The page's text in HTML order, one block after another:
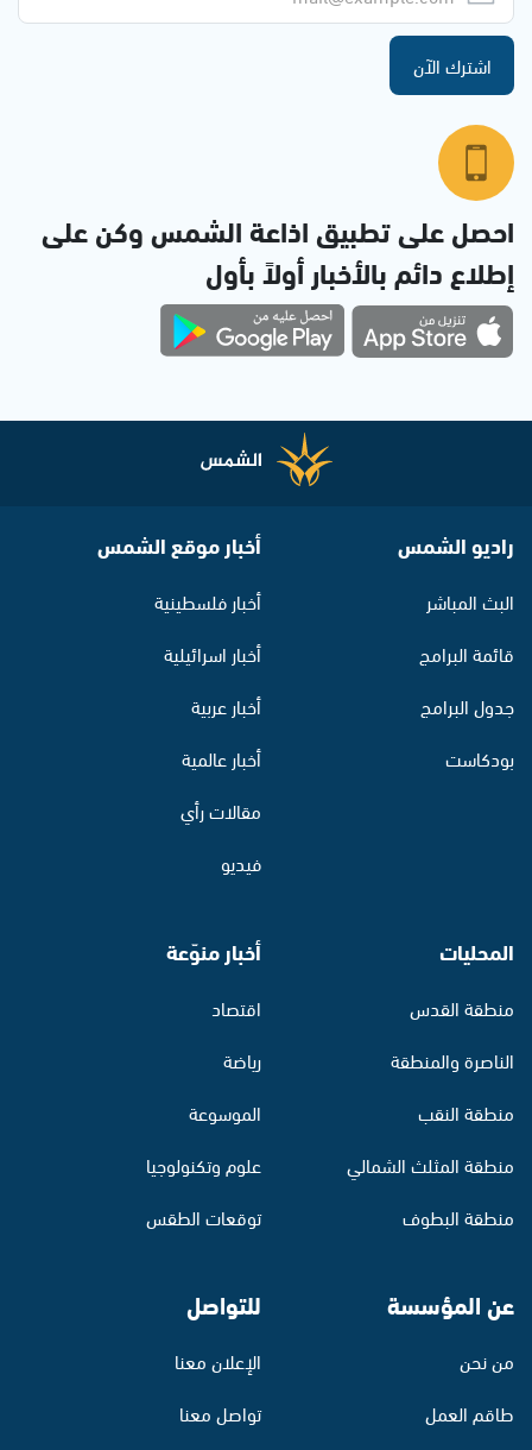
اشترك الآن
احصل على تطبيق اذاعة الشمس وكن على
إطلاع دائم بالأخبار أولاً بأول
راديو الشمس
البث المباشر
قائمة البرامج
جدول البرامج
بودكاست
أخبار موقع الشمس
أخبار فلسطينية
أخبار اسرائيلية
أخبار عربية
أخبار عالمية
مقالات رأي
فيديو
المحليات
منطقة القدس
الناصرة والمنطقة
منطقة النقب
منطقة المثلث الشمالي
منطقة البطوف
أخبار منوّعة
اقتصاد
رياضة
الموسوعة
علوم وتكنولوجيا
توقعات الطقس
عن المؤسسة
من نحن
طاقم العمل
للتواصل
الإعلان معنا
تواصل معنا